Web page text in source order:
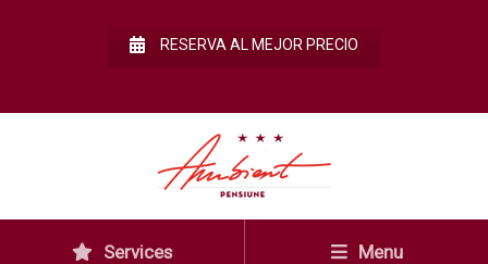
RESERVA AL MEJOR PRECIO
Services Menu